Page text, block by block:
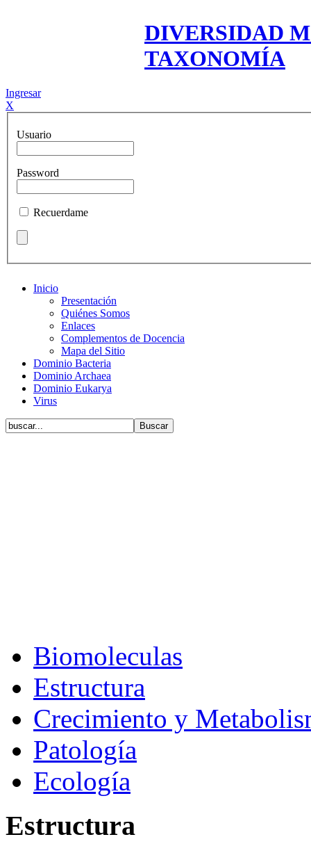
DIVERSIDAD
TAXONOMÍA
Ingresar
X
Usuario
Password
Recuerdame
Inicio
Presentación
Quiénes Somos
Enlaces
Complementos de Docencia
Mapa del Sitio
Dominio Bacteria
Dominio Archaea
Dominio Eukarya
Virus
Biomoleculas
Estructura
Crecimiento y
Patología
Ecología
Estructura